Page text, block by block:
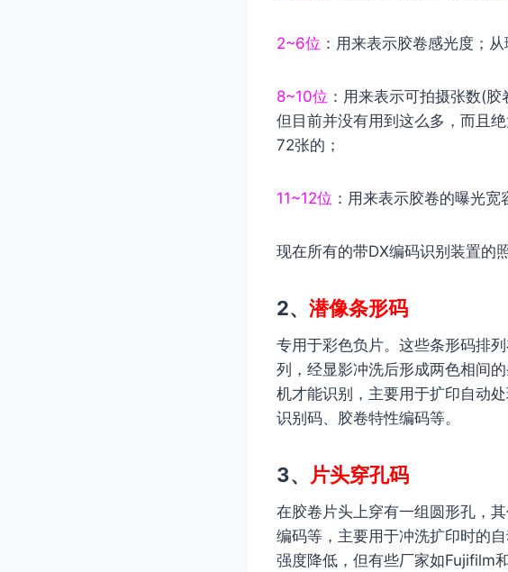
2~6位 ：用来表示胶卷感光度；
8~10位 ：用来表示可拍摄张数(
但目前并没有用到这么多，而且
72张的；
11~12位 ：用来表示胶卷的曝光宽
现在所有的带DX编码识别装置的
2、 潜像条形码
专用于彩色负片。这些条形码排
列，经显影冲洗后形成两色相间
机才能识别，主要用于扩印自动
识别码、胶卷特性编码等。
3、 片头穿孔码
在胶卷片头上穿有一组圆形孔，
编码等，主要用于冲洗扩印时的
强度降低，但有些厂家如Fujifilm